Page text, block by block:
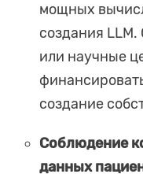
мощных
создания
или научные
создание
Соблюдение
данных